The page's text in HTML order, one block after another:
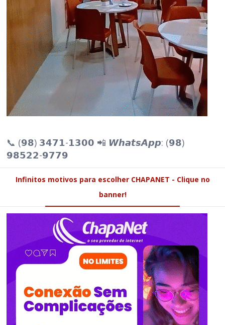
📞 (𝟵𝟴) 𝟯𝟰𝟳𝟭-𝟭𝟯𝟬𝟬 📲 𝙒𝙝𝙖𝙩𝙨𝘼𝙥𝙥: (𝟵𝟴)
𝟵𝟴𝟱𝟮𝟮-𝟵𝟳𝟳𝟵
Infinitos motivos para escolher CHAPANET - Clique no
banner!